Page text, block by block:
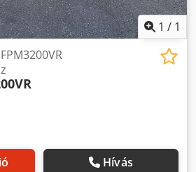
1 / 1
Hívás